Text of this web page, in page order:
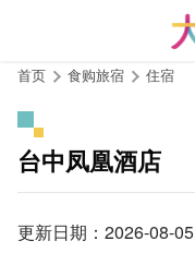
首页 食购旅宿 住宿
台中凤凰酒店
更新日期：2026-08-05